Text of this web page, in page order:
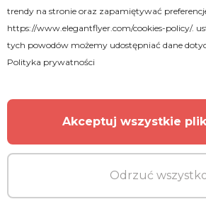
trendy na stronie oraz zapamiętywać
https://www.elegantflyer.com/cookies-policy/.
tych powodów możemy udostępniać dane
Polityka prywatności
Akceptuj wszystkie
Odrzuć